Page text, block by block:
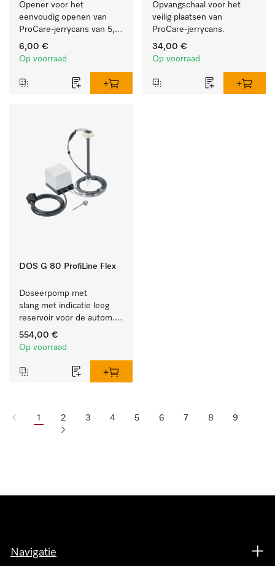
Opener voor het
eenvoudig openen van
ProCare-jerrycans van 5,
10 en 20 l.
6,00 €
Op voorraad
Opvangschaal voor het
veilig plaatsen van
ProCare-jerrycans.
34,00 €
Op voorraad
DOS G 80 ProfiLine Flex
Doseerpomp met
slang met indicatie leeg
reservoir voor de autom.
dos. van vloeib.
reinigingsmiddelen.
554,00 €
Op voorraad
1 2 3 4 5 6 7 8 9
Navigatie